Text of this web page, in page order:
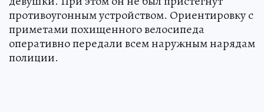
противоугонным устройством. Ориентировку с
приметами похищенного велосипеда
оперативно передали всем наружным нарядам
полиции.